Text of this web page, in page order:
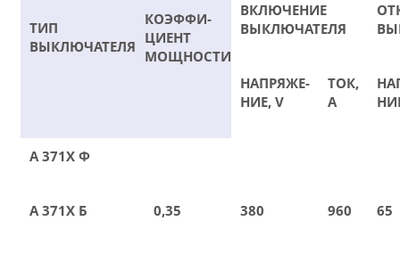
ТИП
ВЫКЛЮЧАТЕЛЯ
КОЭФФИ-
ЦИЕНТ
МОЩНОСТИ
ВКЛЮЧЕНИЕ
ВЫКЛЮЧАТЕЛЯ
НАПРЯЖЕ-
НИЕ, V
ТОК,
А
А 371Х Ф
0,35 380 960 65
А 371Х Б